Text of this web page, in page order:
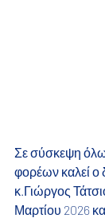
Σε σύσκεψη
φορέων καλεί ο
κ.Γιώργος
Μαρτίου 2026